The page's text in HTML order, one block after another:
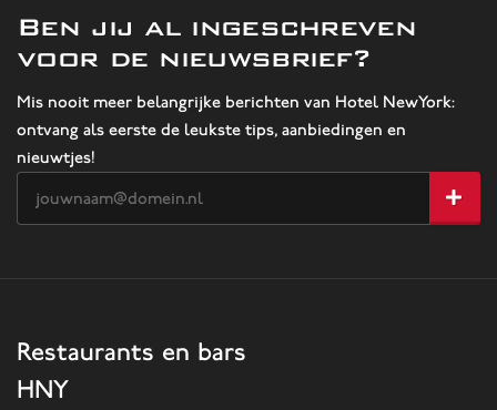
Ben jij al ingeschreven
voor de nieuwsbrief?
Mis nooit meer belangrijke berichten van Hotel NewYork:
ontvang als eerste de leukste tips, aanbiedingen en
nieuwtjes!
Restaurants en bars
HNY